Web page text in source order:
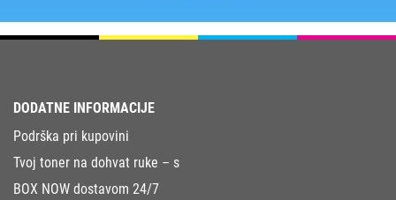
DODATNE INFORMACIJE
Podrška pri kupovini
Tvoj toner na dohvat ruke – s
BOX NOW dostavom 24/7